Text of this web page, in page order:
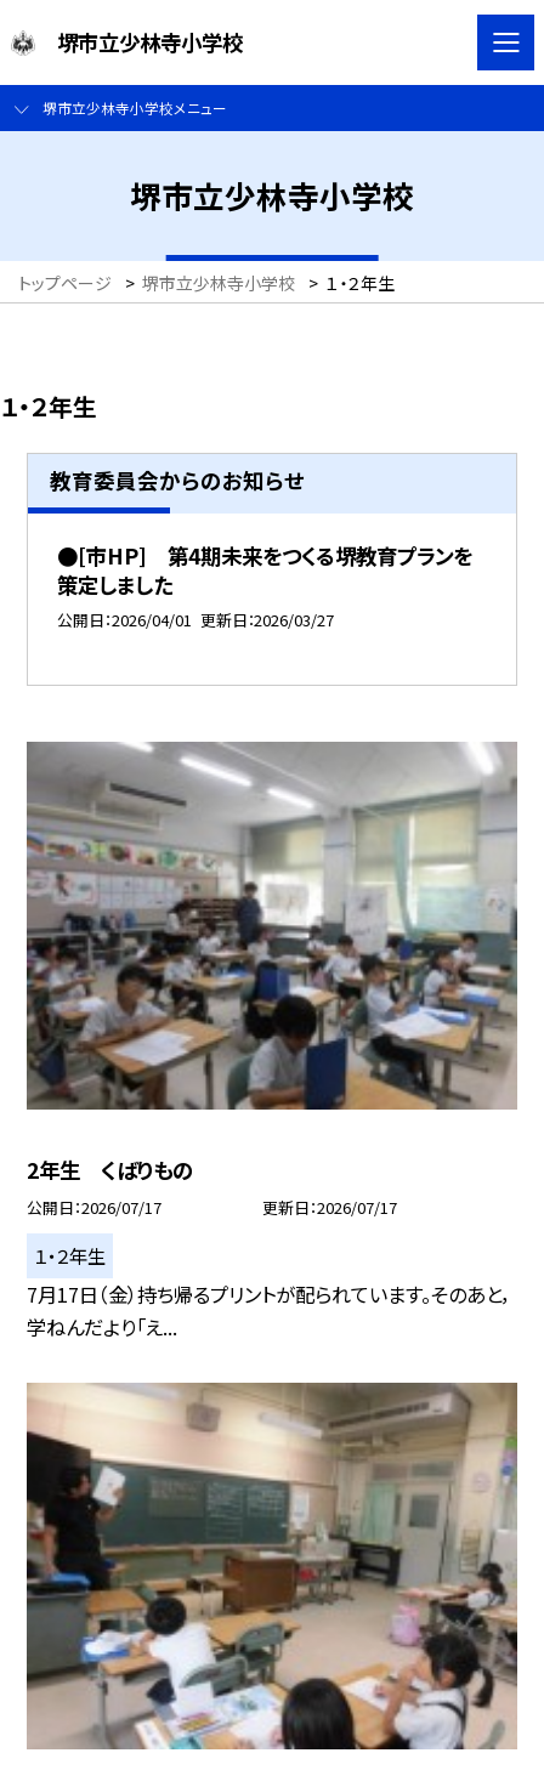
堺市立少林寺小学校
堺市立少林寺小学校メニュー
堺市立少林寺小学校
トップページ > 堺市立少林寺小学校 > １・２年生
１・２年生
教育委員会からのお知らせ
●[市HP] 第4期未来をつくる堺教育プランを
策定しました
公開日 2026/04/01 更新日 2026/03/27
2年生 くばりもの
公開日 2026/07/17 更新日 2026/07/17
１・２年生
7月17日（金）持ち帰るプリントが配られています。そのあと，
学ねんだより「え...